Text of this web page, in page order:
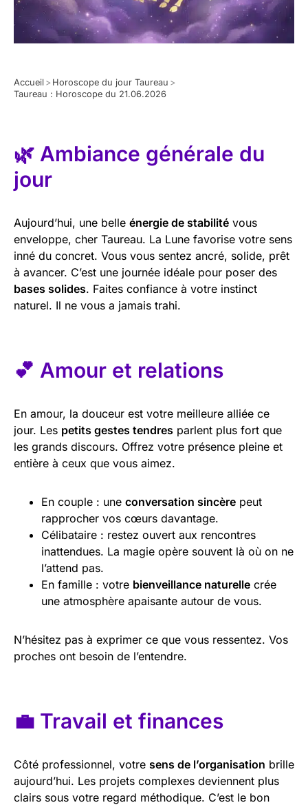
Accueil > Horoscope du jour Taureau >
Taureau : Horoscope du 21.06.2026
🌿 Ambiance générale du
jour
Aujourd’hui, une belle énergie de stabilité vous
enveloppe, cher Taureau. La Lune favorise votre sens
inné du concret. Vous vous sentez ancré, solide, prêt
à avancer. C’est une journée idéale pour poser des
bases solides. Faites confiance à votre instinct
naturel. Il ne vous a jamais trahi.
💕 Amour et relations
En amour, la douceur est votre meilleure alliée ce
jour. Les petits gestes tendres parlent plus fort que
les grands discours. Offrez votre présence pleine et
entière à ceux que vous aimez.
En couple : une conversation sincère peut
rapprocher vos cœurs davantage.
Célibataire : restez ouvert aux rencontres
inattendues. La magie opère souvent là où on ne
l’attend pas.
En famille : votre bienveillance naturelle crée
une atmosphère apaisante autour de vous.
N’hésitez pas à exprimer ce que vous ressentez. Vos
proches ont besoin de l’entendre.
💼 Travail et finances
Côté professionnel, votre sens de l’organisation brille
aujourd’hui. Les projets complexes deviennent plus
clairs sous votre regard méthodique. C’est le bon